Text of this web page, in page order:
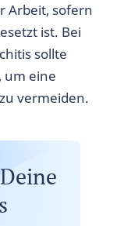
Arbeit, sofern
ist. Bei
sollte
um eine
vermeiden.